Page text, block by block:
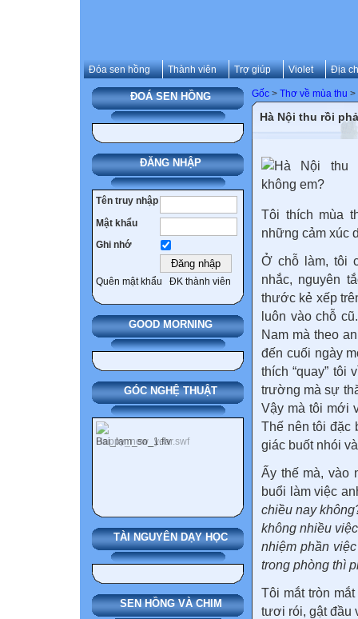
Đóa sen hồng Thành viên Trợ giúp Violet Địa
ĐOÁ SEN HỒNG
ĐĂNG NHẬP
Tên truy nhập
Mật khẩu
Ghi nhớ
Quên mật khẩu ĐK thành viên
GOOD MORNING
GÓC NGHỆ THUẬT
TÀI NGUYÊN DẠY HỌC
SEN HỒNG VÀ CHIM
Gốc > Thơ về mùa thu >
Hà Nội thu rồi
Tôi thích mùa
những cảm xúc
Ở chỗ làm, tôi
nhắc, nguyên
thước kẻ xếp
luôn vào chỗ
Nam mà theo
đến cuối ngày
thích “quay”
trường mà sự
Vậy mà tôi mới
Thế nên tôi đặc
giác buốt nhói
Ấy thế mà, vào
buổi làm việc
chiều nay
không nhiều
nhiệm phần
trong phòng thì
Tôi mắt tròn
tươi rói, gật đầu